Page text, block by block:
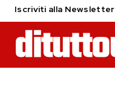
Iscriviti alla Newsletter